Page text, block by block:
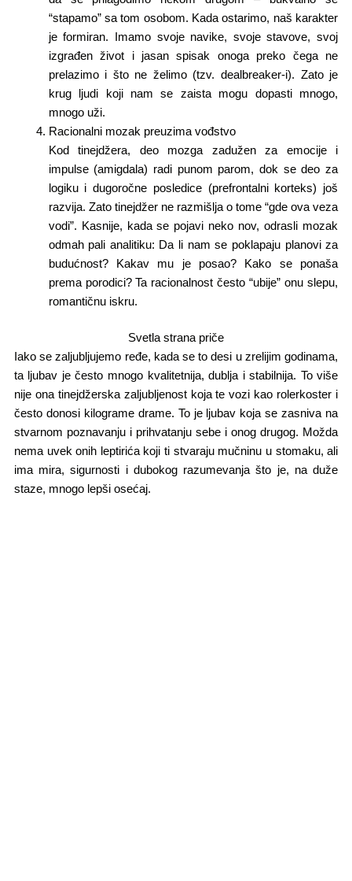
“stapamo” sa tom osobom. Kada ostarimo, naš karakter
je formiran. Imamo svoje navike, svoje stavove, svoj
izgrađen život i jasan spisak onoga preko čega ne
prelazimo i što ne želimo (tzv. dealbreaker-i). Zato je
krug ljudi koji nam se zaista mogu dopasti mnogo,
mnogo uži.
Racionalni mozak preuzima vođstvo
Kod tinejdžera, deo mozga zadužen za emocije i
impulse (amigdala) radi punom parom, dok se deo za
logiku i dugoročne posledice (prefrontalni korteks) još
razvija. Zato tinejdžer ne razmišlja o tome “gde ova veza
vodi”. Kasnije, kada se pojavi neko nov, odrasli mozak
odmah pali analitiku: Da li nam se poklapaju planovi za
budućnost? Kakav mu je posao? Kako se ponaša
prema porodici? Ta racionalnost često “ubije” onu slepu,
romantičnu iskru.
Svetla strana priče
Iako se zaljubljujemo ređe, kada se to desi u zrelijim godinama,
ta ljubav je često mnogo kvalitetnija, dublja i stabilnija. To više
nije ona tinejdžerska zaljubljenost koja te vozi kao rolerkoster i
često donosi kilograme drame. To je ljubav koja se zasniva na
stvarnom poznavanju i prihvatanju sebe i onog drugog. Možda
nema uvek onih leptirića koji ti stvaraju mučninu u stomaku, ali
ima mira, sigurnosti i dubokog razumevanja što je, na duže
staze, mnogo lepši osećaj.